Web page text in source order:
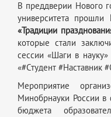
В преддверии Нового
университета прошли
«Традиции
которые стали
сессии «Шаги в науку»
«#Студент #Наставник
Мероприятие
Минобрнауки России
бюджета